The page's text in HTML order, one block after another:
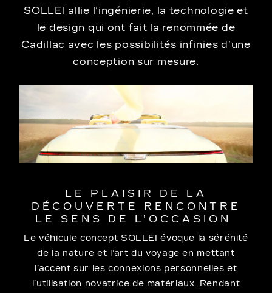
SOLLEI allie l’ingénierie, la technologie et
le design qui ont fait la renommée de
Cadillac avec les possibilités infinies d’une
conception sur mesure.
LE PLAISIR DE LA
DÉCOUVERTE RENCONTRE
LE SENS DE L’OCCASION
Le véhicule concept SOLLEI évoque la sérénité
de la nature et l’art du voyage en mettant
l’accent sur les connexions personnelles et
l’utilisation novatrice de matériaux. Rendant